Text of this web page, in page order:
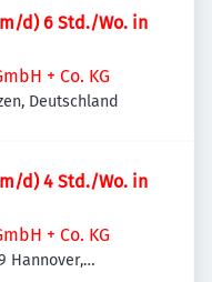
d) 6 Std./Wo. in
+ Co. KG
Deutschland
d) 4 Std./Wo. in
+ Co. KG
Hannover,